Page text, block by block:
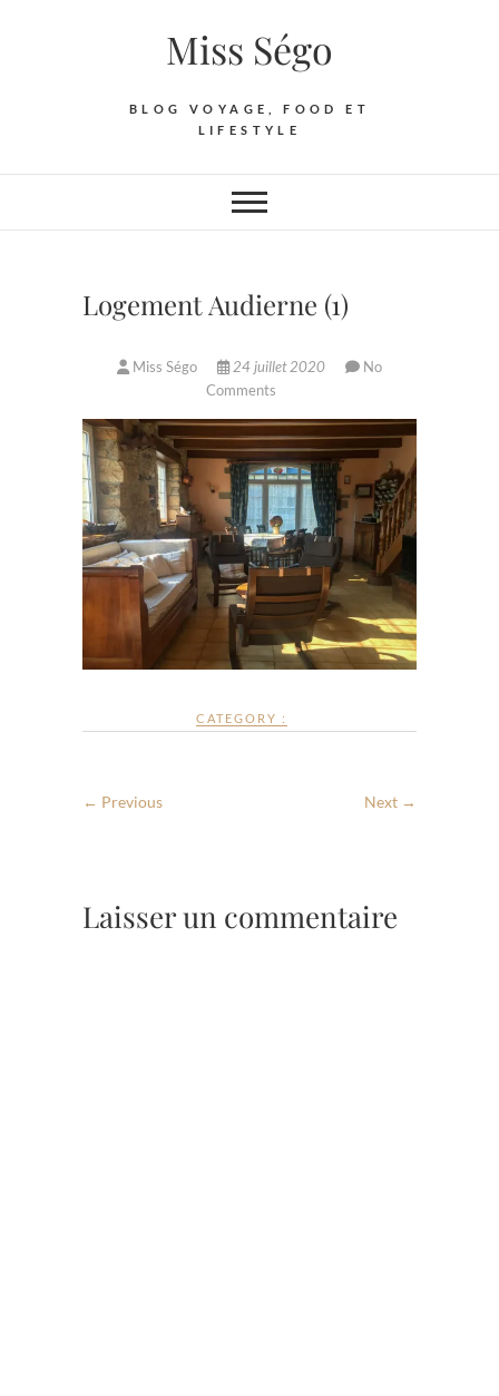
Miss Ségo
BLOG VOYAGE, FOOD ET
LIFESTYLE
Logement Audierne (1)
Miss Ségo 24 juillet 2020
No
Comments
CATEGORY :
← Previous Next →
Laisser un commentaire